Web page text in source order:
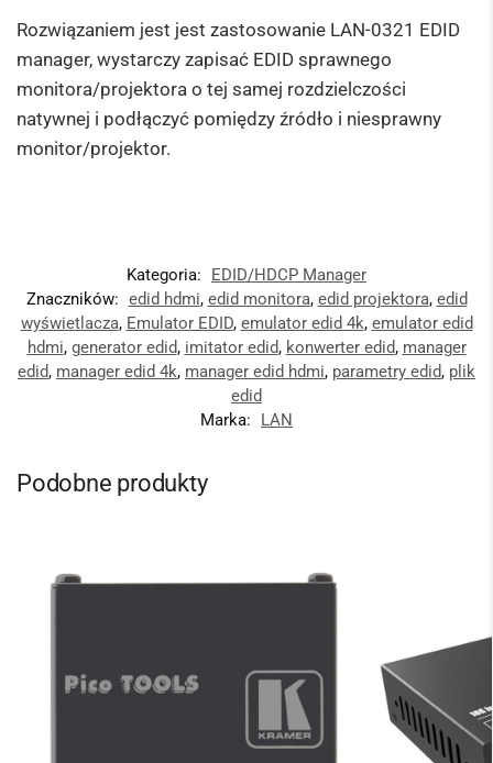
Rozwiązaniem jest jest zastosowanie LAN-0321 EDID
manager, wystarczy zapisać EDID sprawnego
monitora/projektora o tej samej rozdzielczości
natywnej i podłączyć pomiędzy źródło i niesprawny
monitor/projektor.
Kategoria:
EDID/HDCP Manager
Znaczników: edid hdmi, edid monitora, edid projektora, edid
wyświetlacza, Emulator EDID, emulator edid 4k, emulator edid
hdmi, generator edid, imitator edid, konwerter edid, manager
edid, manager edid 4k, manager edid hdmi, parametry edid, plik
edid
Marka:
LAN
Podobne produkty